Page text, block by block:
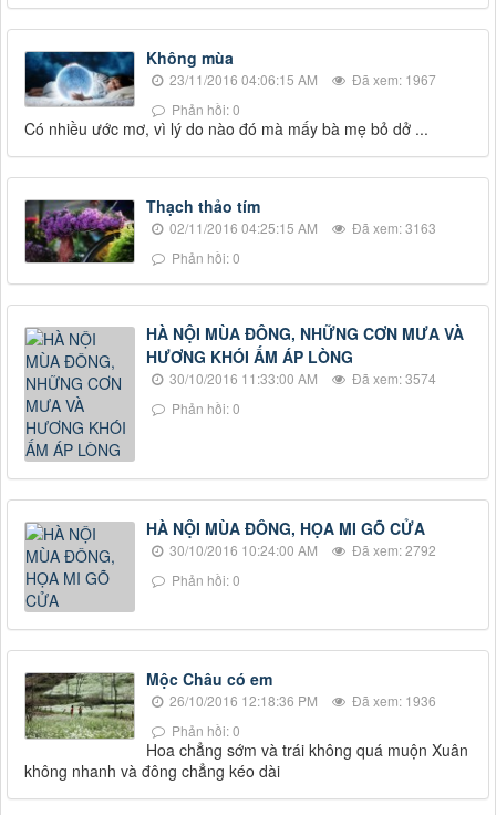
Không mùa
23/11/2016 04:06:15 AM
Đã xem: 1967
Phản hồi: 0
Có nhiều ước mơ, vì lý do nào đó mà mấy bà mẹ bỏ dở ...
Thạch thảo tím
02/11/2016 04:25:15 AM
Đã xem: 3163
Phản hồi: 0
HÀ NỘI MÙA ĐÔNG, NHỮNG CƠN MƯA VÀ
HƯƠNG KHÓI ẤM ÁP LÒNG
30/10/2016 11:33:00 AM
Đã xem: 3574
Phản hồi: 0
HÀ NỘI MÙA ĐÔNG, HỌA MI GÕ CỬA
30/10/2016 10:24:00 AM
Đã xem: 2792
Phản hồi: 0
Mộc Châu có em
26/10/2016 12:18:36 PM
Đã xem: 1936
Phản hồi: 0
Hoa chẳng sớm và trái không quá muộn Xuân
không nhanh và đông chẳng kéo dài